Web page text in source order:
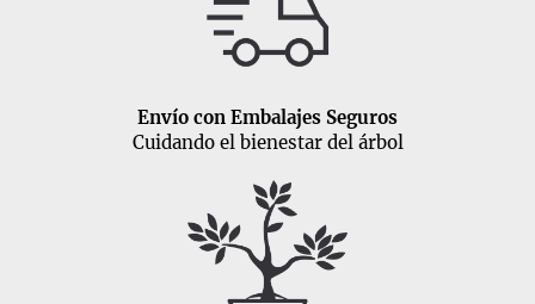
Envío con Embalajes Seguros
Cuidando el bienestar del árbol